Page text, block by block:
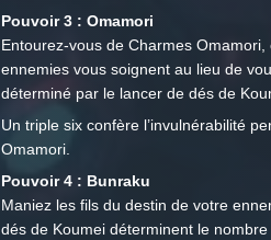
Pouvoir 3 : Omamori
Entourez-vous de Charmes
ennemies vous soignent au lieu de
déterminé par le lancer de dés de
Un triple six confère l’invulnérabilité
Omamori.
Pouvoir 4 : Bunraku
Maniez les fils du destin de votre
dés de Koumei déterminent le